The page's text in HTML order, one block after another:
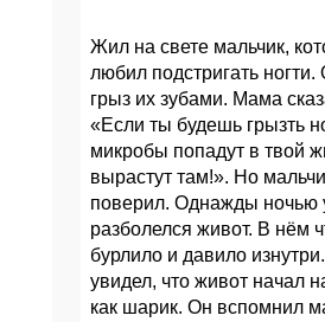
Жил на свете мальчик,
любил подстригать ногти.
грыз их зубами. Мама
«Если ты будешь грызть
микробы попадут в твой
вырастут там!». Но
поверил. Однажды ночью
разболелся живот. В нём
бурлило и давило
увидел, что живот начал
как шарик. Он вспомнил